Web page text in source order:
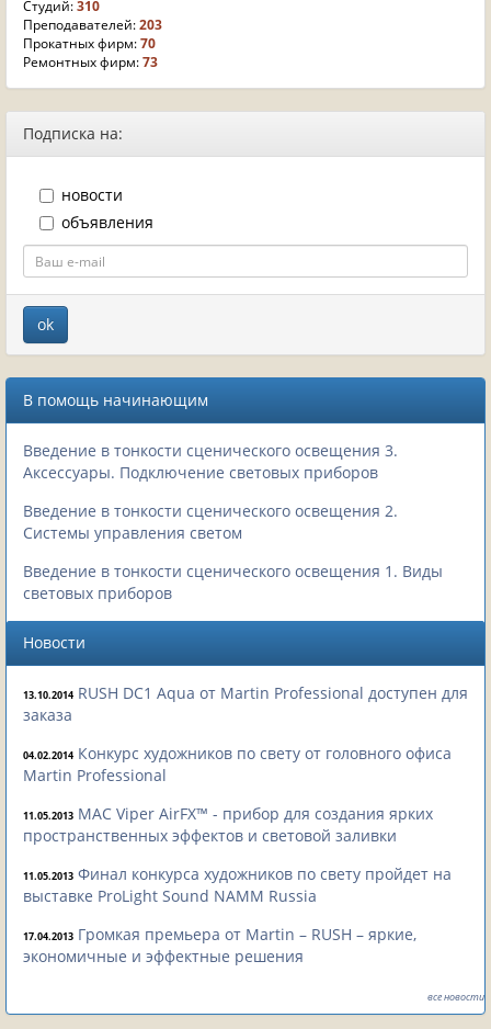
Студий:310
Преподавателей:203
Прокатных фирм:70
Ремонтных фирм:73
Подписка на:
новости
объявления
В помощь начинающим
Введение в тонкости сценического освещения 3.
Аксессуары. Подключение световых приборов
Введение в тонкости сценического освещения 2.
Системы управления светом
Введение в тонкости сценического освещения 1. Виды
световых приборов
Новости
13.10.2014 RUSH DC1 Aqua от Martin Professional доступен для
заказа
04.02.2014 Конкурс художников по свету от головного офиса
Martin Professional
11.05.2013 MAC Viper AirFX™ - прибор для создания ярких
пространственных эффектов и световой заливки
11.05.2013 Финал конкурса художников по свету пройдет на
выставке ProLight Sound NAMM Russia
17.04.2013 Громкая премьера от Martin – RUSH – яркие,
экономичные и эффектные решения
все новости